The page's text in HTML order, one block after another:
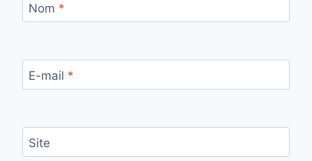
Nom *
E-mail *
Site